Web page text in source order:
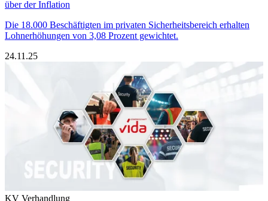
über der Inflation
Die 18.000 Beschäftigten im privaten Sicherheitsbereich erhalten
Lohnerhöhungen von 3,08 Prozent gewichtet.
24.11.25
KV Verhandlung